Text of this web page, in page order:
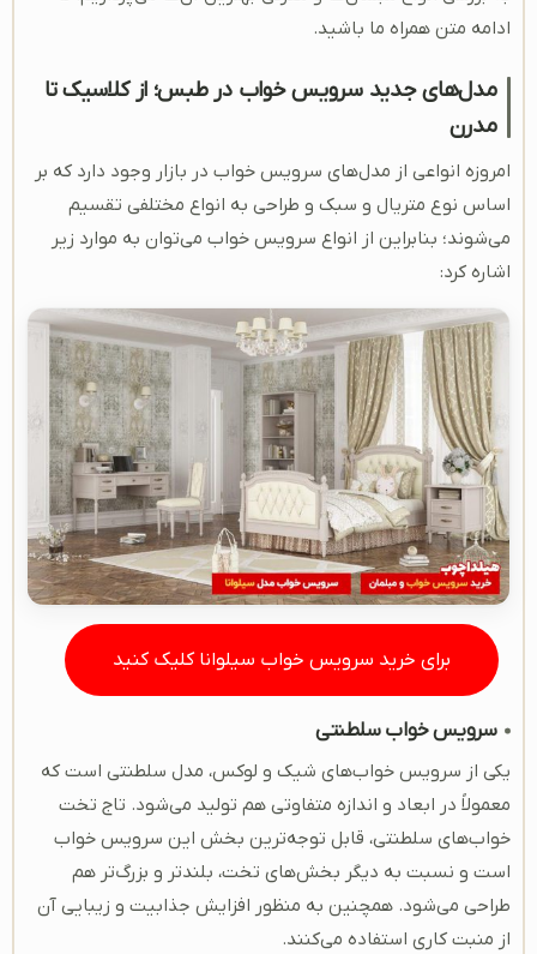
ادامه متن همراه ما باشید.
مدل‌های جدید سرویس خواب در طبس؛ از کلاسیک تا
مدرن
امروزه انواعی از مدل‌های سرویس خواب در بازار وجود دارد که بر
اساس نوع متریال و سبک و طراحی به انواع مختلفی تقسیم
می‌شوند؛ بنابراین از انواع سرویس خواب می‌توان به موارد زیر
اشاره کرد:
برای خرید سرویس خواب سیلوانا کلیک کنید
سرویس خواب سلطنتی
یکی از سرویس‌ خواب‌های شیک و لوکس، مدل سلطنتی است که
معمولاً در ابعاد و اندازه متفاوتی هم تولید می‌شود. تاج تخت
خواب‌های سلطنتی، قابل توجه‌ترین بخش این سرویس خواب
است و نسبت به دیگر بخش‌های تخت، بلندتر و بزرگ‌تر هم
طراحی می‌شود‌. همچنین به منظور افزایش جذابیت و زیبایی آن
از منبت کاری استفاده می‌کنند.